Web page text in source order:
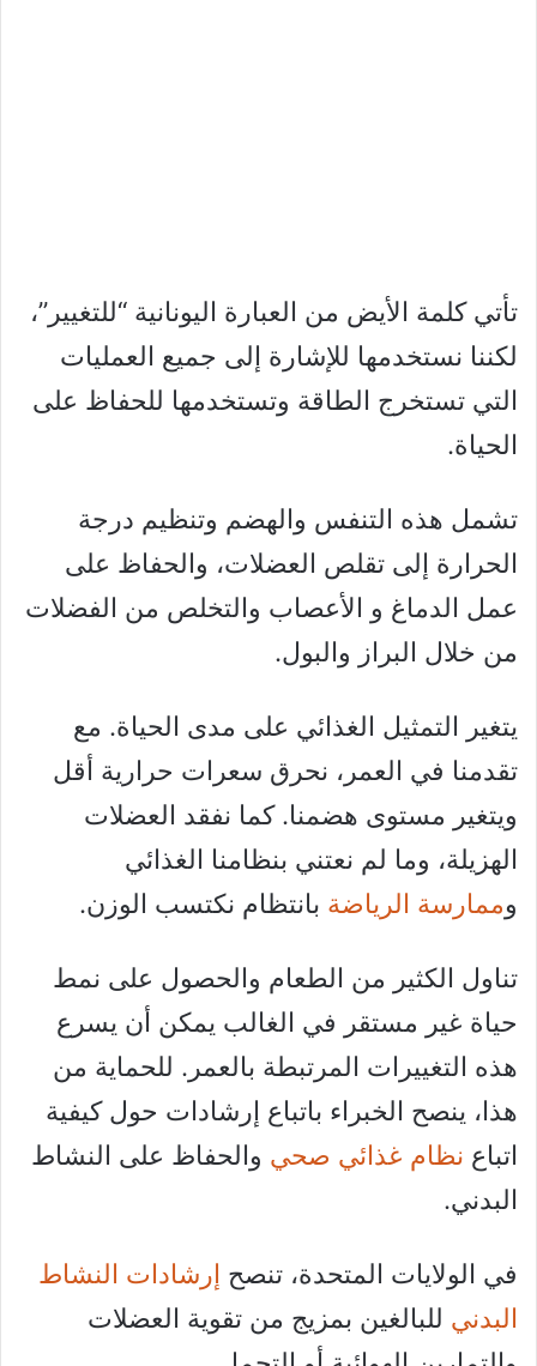
تأتي كلمة الأيض من العبارة اليونانية “للتغيير”،
لكننا نستخدمها للإشارة إلى جميع العمليات
التي تستخرج الطاقة وتستخدمها للحفاظ على
الحياة.
تشمل هذه التنفس والهضم وتنظيم درجة
الحرارة إلى تقلص العضلات، والحفاظ على
عمل الدماغ و الأعصاب والتخلص من الفضلات
من خلال البراز والبول.
يتغير التمثيل الغذائي على مدى الحياة. مع
تقدمنا ​​في العمر، نحرق سعرات حرارية أقل
ويتغير مستوى هضمنا. كما نفقد العضلات
الهزيلة، وما لم نعتني بنظامنا الغذائي
وممارسة الرياضة بانتظام نكتسب الوزن.
تناول الكثير من الطعام والحصول على نمط
حياة غير مستقر في الغالب يمكن أن يسرع
هذه التغييرات المرتبطة بالعمر. للحماية من
هذا، ينصح الخبراء باتباع إرشادات حول كيفية
اتباع نظام غذائي صحي والحفاظ على النشاط
البدني.
في الولايات المتحدة، تنصح إرشادات النشاط
البدني للبالغين بمزيج من تقوية العضلات